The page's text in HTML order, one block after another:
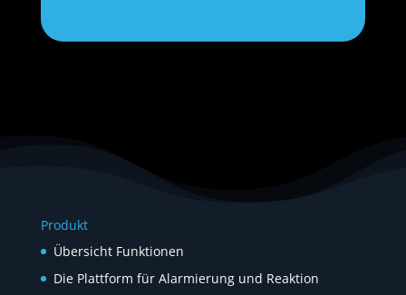
Produkt
Übersicht Funktionen
Die Plattform für Alarmierung und Reaktion